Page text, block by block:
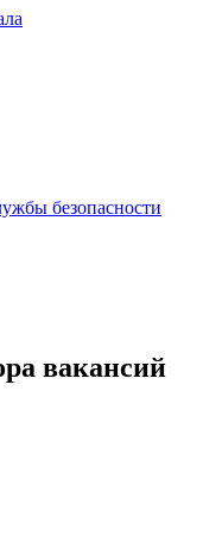
безопасности
вакансий